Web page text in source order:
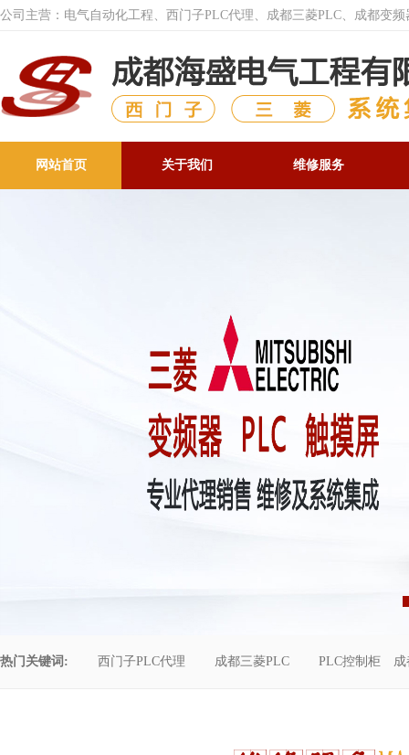
公司主营：电气自动化工程、西门子PLC代理、成都三菱PLC、成都变
网站首页 关于我们 维修服务
热门关键词: 西门子PLC代理 成都三菱PLC PLC控制柜